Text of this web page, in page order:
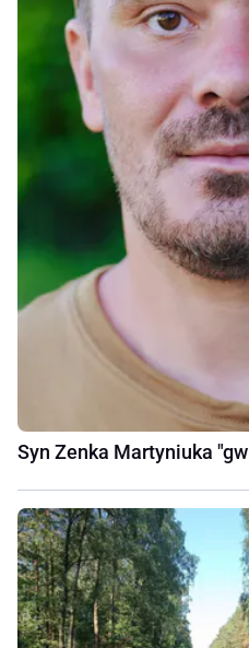
Syn Zenka Martyniuka